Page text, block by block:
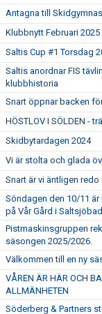
Antagna till
Klubbnytt Februari 2025
Saltis Cup #1 Torsdag
Saltis anordnar FIS
klubbhistoria
Snart öppnar backen
HÖSTLOV I SÖLDEN -
Skidbytardagen 2024
Vi är stolta och glada
Snart är vi äntligen
Söndagen den 10/11
på Vår Gård i
Pistmaskinsgruppen
säsongen 2025/2026.
Välkommen till en ny
VÅREN ÄR HÄR OCH
ALLMÄNHETEN
Söderberg & Partners